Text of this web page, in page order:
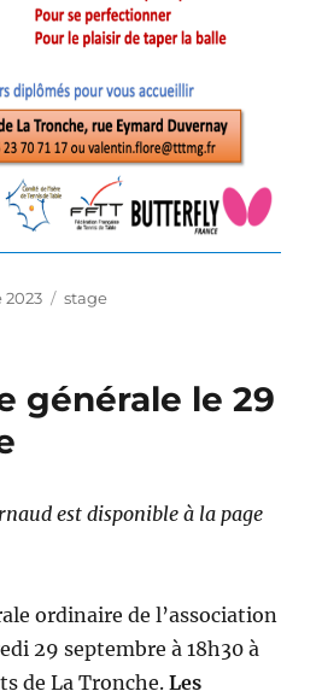
2023 Étiquettes
stage
générale le 29
est disponible à la page
ordinaire de l’association
29 septembre à 18h30 à
de La Tronche.Les